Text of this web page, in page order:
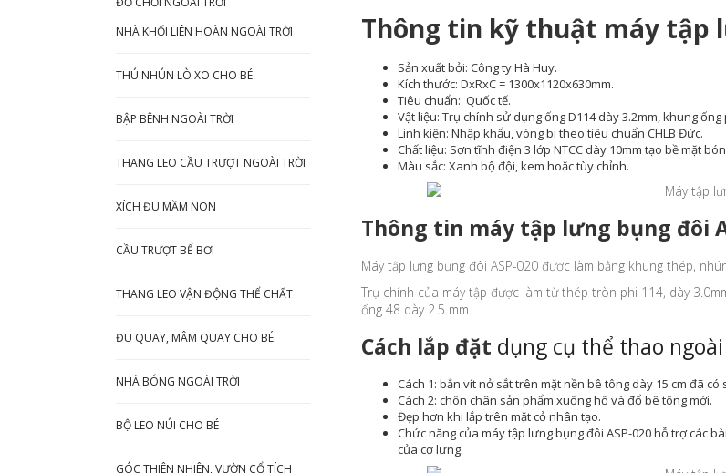
Thông tin kỹ thuật máy tập
Sản xuất bởi: Công ty Hà Huy.
Kích thước: DxRxC = 1300x1120x630mm.
Tiêu chuẩn: Quốc tế.
Vật liệu: Trụ chính sử dụng ống D114 dày 3.2mm, khung
Linh kiện: Nhập khẩu, vòng bi theo tiêu chuẩn CHLB Đức.
Chất liệu: Sơn tĩnh điện 3 lớp NTCC dày 10mm tạo bề mặt
Màu sắc: Xanh bộ đội, kem hoặc tùy chỉnh.
Thông tin máy tập lưng bụng đôi
Máy tập lưng bụng đôi ASP-020 được làm bằng khung thép,
Trụ chính của máy tập được làm từ thép tròn phi 114, dày
ống 48 dày 2.5 mm.
Cách lắp đặt dụng cụ thể thao
Cách 1: bắn vít nở sắt trên mặt nền bê tông dày 15 cm đã có
Cách 2: chôn chân sản phẩm xuống hố và đổ bê tông mới.
Đẹp hơn khi lắp trên mặt cỏ nhân tạo.
Chức năng của máy tập lưng bụng đôi ASP-020hỗ trợ các
của cơ lưng.
NHÀ KHỐI LIÊN HOÀN NGOÀI TRỜI
THÚ NHÚN LÒ XO CHO BÉ
BẬP BÊNH NGOÀI TRỜI
THANG LEO CẦU TRƯỢT NGOÀI TRỜI
XÍCH ĐU MẦM NON
CẦU TRƯỢT BỂ BƠI
THANG LEO VẬN ĐỘNG THỂ CHẤT
ĐU QUAY, MÂM QUAY CHO BÉ
NHÀ BÓNG NGOÀI TRỜI
BỘ LEO NÚI CHO BÉ
GÓC THIÊN NHIÊN, VƯỜN CỔ TÍCH